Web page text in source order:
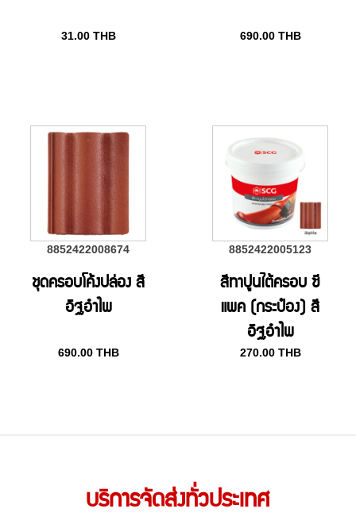
31.00 THB 690.00 THB
8852422008674
ชุดครอบโค้งปล่อง สี
อิฐอำไพ
690.00 THB
8852422005123
สีทาปูนใต้ครอบ ซี
แพค (กระป๋อง) สี
อิฐอำไพ
270.00 THB
บริการจัดส่งทั่วประเทศ